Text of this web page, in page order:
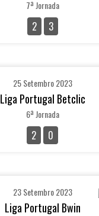
7ª Jornada
2 3
25 Setembro 2023
Liga Portugal Betclic
6ª Jornada
2 0
23 Setembro 2023
Liga Portugal Bwin